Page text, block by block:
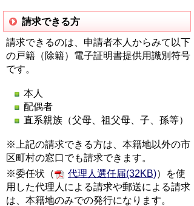
請求できる方
請求できるのは、申請者本人からみて以下
の戸籍（除籍）電子証明書提供用識別符号
です。
本人
配偶者
直系親族（父母、祖父母、子、孫等）
※上記の請求できる方は、本籍地以外の市
区町村の窓口でも請求できます。
※委任状（
代理人選任届(32KB)）を使
用した代理人による請求や郵送による請求
は、本籍地のみでの発行になります。